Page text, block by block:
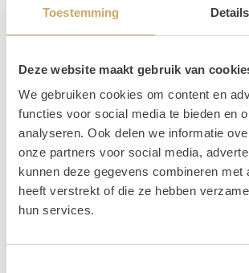
Toestemming Details
Deze website maakt gebruik van
We gebruiken cookies om content en
functies voor social media te bieden en
analyseren. Ook delen we informatie
onze partners voor social media,
kunnen deze gegevens combineren
heeft verstrekt of die ze hebben
hun services.
niet in de loods aanwezig voor het ophalen of